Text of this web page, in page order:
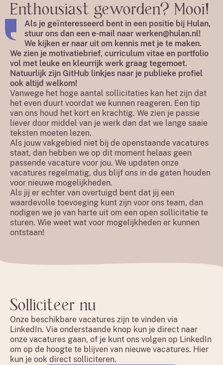
Enthousiast geworden? Mooi!
Als je geïnteresseerd bent in een positie bij Hulan,
stuur ons dan een e-mail naar werken@hulan.nl!
We kijken er naar uit om kennis met je te maken.
We zien je motivatiebrief, curriculum vitae en portfolio
vol met leuke en kleurrijk werk graag tegemoet.
Natuurlijk zijn GitHub linkjes naar je publieke profiel
ook altijd welkom!
Vanwege het hoge aantal sollicitaties kan het zijn dat
het even duurt voordat we kunnen reageren. Een tip
van ons houd het kort en krachtig. We zien je passie
liever door middel van je werk dan dat we lange saaie
teksten moeten lezen.
Als jouw vakgebied niet bij de openstaande vacatures
staat, dan hebben we op dit moment helaas geen
passende vacature voor jou. We updaten onze
vacatures regelmatig, dus blijf ons in de gaten houden
voor nieuwe mogelijkheden.
Als jij er echter van overtuigd bent dat jij een
waardevolle toevoeging kunt zijn voor ons team, dan
nodigen we je van harte uit om een open sollicitatie te
sturen. Wie weet wat voor mogelijkheden er kunnen
ontstaan!
Solliciteer nu
Onze beschikbare vacatures zijn te vinden via
LinkedIn. Via onderstaande knop kun je direct naar
onze vacatures gaan, of je kunt ons volgen op LinkedIn
om op de hoogte te blijven van nieuwe vacatures. Hier
kun je ook direct solliciteren.